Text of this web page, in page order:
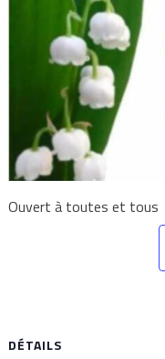
Ouvert à toutes et tous
DÉTAILS